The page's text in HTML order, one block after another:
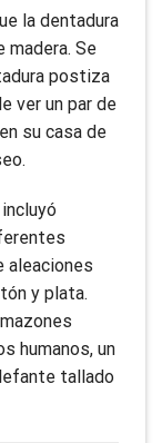
la dentadura
madera. Se
postiza
ver un par de
su casa de
aleaciones
y plata.
humanos, un
tallado